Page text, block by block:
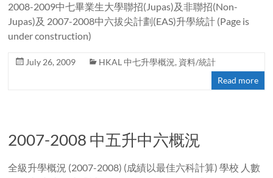
2008-2009中七畢業生大學聯招(Jupas)及非聯招(Non-
Jupas)及 2007-2008中六拔尖計劃(EAS)升學統計 (Page is
under construction)
July 26, 2009 HKAL 中七升學概況, 資料/統計
Read more
2007-2008 中五升中六概況
全級升學概況 (2007-2008) (成績以最佳六科計算) 學校 人數